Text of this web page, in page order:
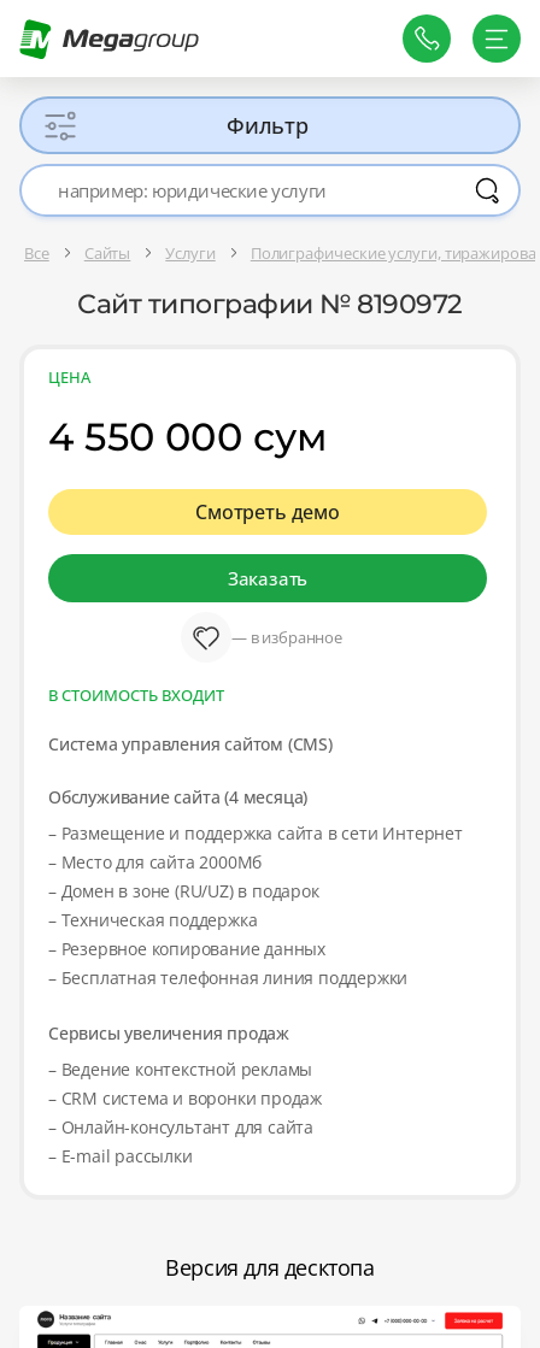
Фильтр
Все Сайты Услуги Полиграфические услуги,
Сайт типографии № 8190972
ЦЕНА
4 550 000 сум
Смотреть демо
Заказать
— в избранное
В СТОИМОСТЬ ВХОДИТ
Система управления сайтом (CMS)
Обслуживание сайта (4 месяца)
– Размещение и поддержка сайта в сети Интернет
– Место для сайта 2000Мб
– Домен в зоне (RU/UZ) в подарок
– Техническая поддержка
– Резервное копирование данных
– Бесплатная телефонная линия поддержки
Сервисы увеличения продаж
– Ведение контекстной рекламы
– CRM система и воронки продаж
– Онлайн-консультант для сайта
– E-mail рассылки
Версия для десктопа